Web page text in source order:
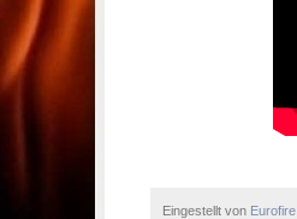
Eingestellt von Eurofire